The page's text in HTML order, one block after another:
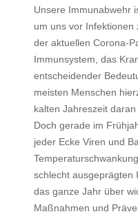
Unsere Immunabwehr
um uns vor Infektionen
der aktuellen Corona-
Immunsystem, das
entscheidender
meisten Menschen
kalten Jahreszeit
Doch gerade im
jeder Ecke Viren und
schlecht ausgeprägten
das ganze Jahr über
Maßnahmen und